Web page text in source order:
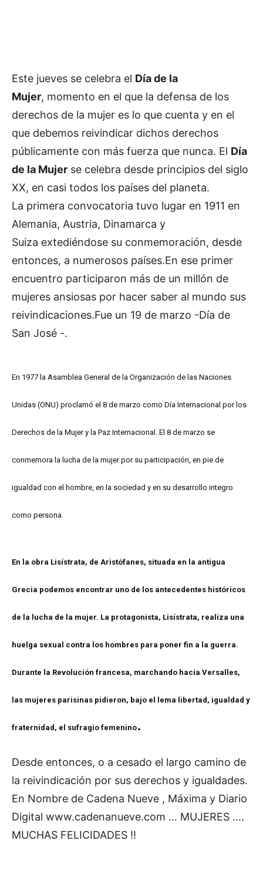
Este jueves se celebra el Día de la
Mujer, momento en el que la defensa de los
derechos de la mujer es lo que cuenta y en el
que debemos reivindicar dichos derechos
públicamente con más fuerza que nunca. El Día
de la Mujer se celebra desde principios del siglo
XX, en casi todos los países del planeta.
La primera convocatoria tuvo lugar en 1911 en
Alemania, Austria, Dinamarca y
Suiza extediéndose su conmemoración, desde
entonces, a numerosos países.En ese primer
encuentro participaron más de un millón de
mujeres ansiosas por hacer saber al mundo sus
reivindicaciones.Fue un 19 de marzo -Día de
San José -.
En 1977 la Asamblea General de la Organización de las Naciones
Unidas (ONU) proclamó el 8 de marzo como Día Internacional por los
Derechos de la Mujer y la Paz Internacional. El 8 de marzo se
conmemora la lucha de la mujer por su participación, en pie de
igualdad con el hombre, en la sociedad y en su desarrollo integro
como persona.
En la obra Lisístrata, de Aristófanes, situada en la antigua
Grecia podemos encontrar uno de los antecedentes históricos
de la lucha de la mujer. La protagonista, Lisístrata, realiza una
huelga sexual contra los hombres para poner fin a la guerra.
Durante la Revolución francesa, marchando hacia Versalles,
las mujeres parisinas pidieron, bajo el lema libertad, igualdad y
fraternidad, el sufragio femenino.
Desde entonces, o a cesado el largo camino de
la reivindicación por sus derechos y igualdades.
En Nombre de Cadena Nueve , Máxima y Diario
Digital www.cadenanueve.com … MUJERES ….
MUCHAS FELICIDADES !!